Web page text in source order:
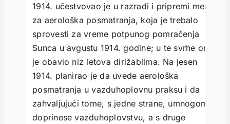
1914. učestvovao je u razradi i pripremi mera
za aerološka posmatranja, koja je trebalo
sprovesti za vreme potpunog pomračenja
Sunca u avgustu 1914. godine; u te svrhe on
je obavio niz letova dirižablima. Na jesen
1914. planirao je da uvede aerološka
posmatranja u vazduhoplovnu praksu i da
zahvaljujući tome, s jedne strane, umnogome
doprinese vazduhoplovstvu, a s druge